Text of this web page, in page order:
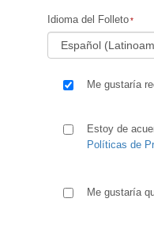
Idioma del Folleto
Me gustaría
Estoy de
Políticas de
Me gustaría